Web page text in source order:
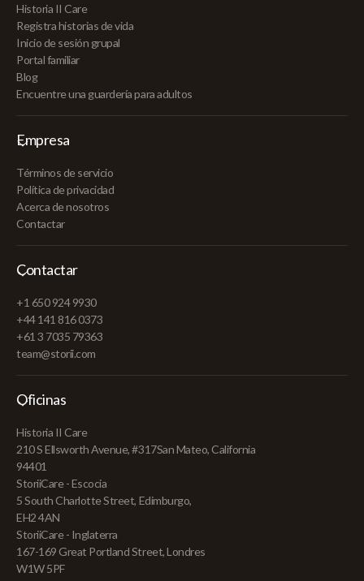
Historia II Care
Registra historias de vida
Inicio de sesión grupal
Portal familiar
Blog
Encuentre una guardería para adultos
Empresa
Términos de servicio
Política de privacidad
Acerca de nosotros
Contactar
Contactar
+1 650 924 9930
+44 141 816 0373
+61 3 7035 79363
team@storii.com
Oficinas
Historia II Care
210 S Ellsworth Avenue, #317San Mateo, California
94401
StoriiCare - Escocia
5 South Charlotte Street, Edimburgo,
EH2 4AN
StoriiCare - Inglaterra
167-169 Great Portland Street, Londres
W1W 5PF